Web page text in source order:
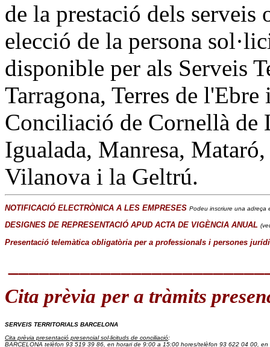
de la prestació dels
elecció de la persona
disponible per als Serveis
Tarragona, Terres de
Conciliació de Cornellà de
Igualada, Manresa,
Vilanova i la Geltrú.
NOTIFICACIÓ ELECTRÒNICA A LES EMPRESES Podeu inscriure una adreça
DESIGNES DE REPRESENTACIÓ APUD ACTA DE VIGÈNCIA ANUAL
Presentació telemàtica obligatòria per a professionals i persones
Cita prèvia per a tràmits
SERVEIS TERRITORIALS BARCELONA
Cita prèvia presentació presencial sol·licituds de conciliació:
BARCELONA telèfon 93 519 39 86 , en horari de 9:00 a 15:00 hores/telèfon 93 622 04 00,